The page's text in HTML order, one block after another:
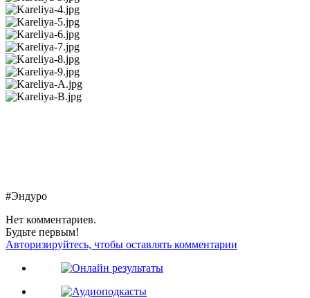
#Эндуро
Нет комментариев.
Будьте первым!
Авторизируйтесь, чтобы оставлять комментарии